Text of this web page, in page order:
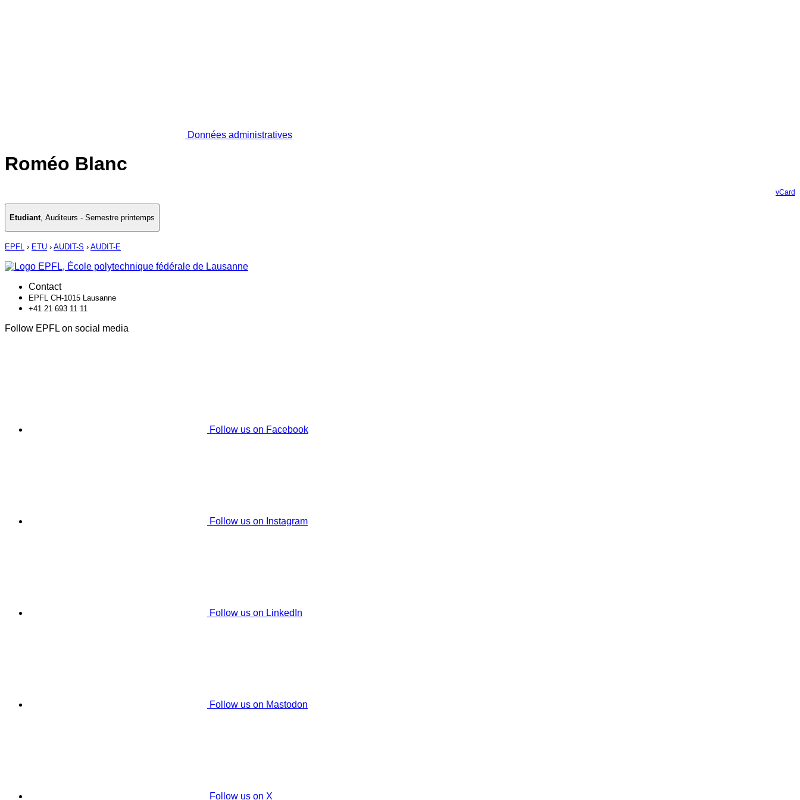
Données administratives
Roméo Blanc
vCard
Etudiant, Auditeurs - Semestre printemps
EPFL › ETU › AUDIT-S › AUDIT-E
Contact
EPFL CH-1015 Lausanne
+41 21 693 11 11
Follow EPFL on social media
Follow us on Facebook
Follow us on Instagram
Follow us on LinkedIn
Follow us on Mastodon
Follow us on X